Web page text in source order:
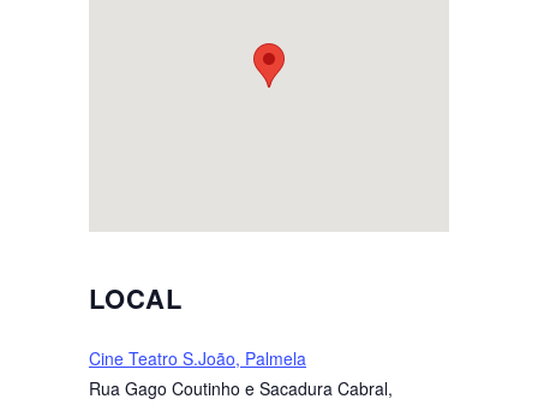
LOCAL
Cine Teatro S.João, Palmela
Rua Gago Coutinho e Sacadura Cabral,